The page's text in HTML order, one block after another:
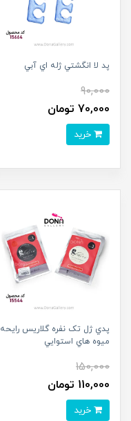
پد لا انگشتي ژله اي آبي
90,000
70,000 تومان
پدي ژل تک نفره گلاريس رايحه
ميوه هاي استوايي
150,000
110,000 تومان